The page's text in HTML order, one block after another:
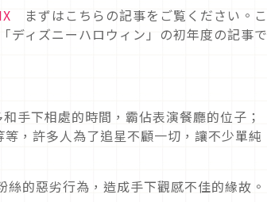
まずはこちらの記事をご覧ください。こ
ディズニーハロウィン」の初年度の記事で
手下相處的時間，霸佔表演餐廳的位子；
，許多人為了追星不顧一切，讓不少單純
的惡劣行為，造成手下觀感不佳的緣故。